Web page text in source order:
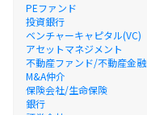
PEファンド
投資銀行
ベンチャーキャピタル(VC)
アセットマネジメント
不動産ファンド/不動産金融
M&A仲介
保険会社/生命保険
銀行